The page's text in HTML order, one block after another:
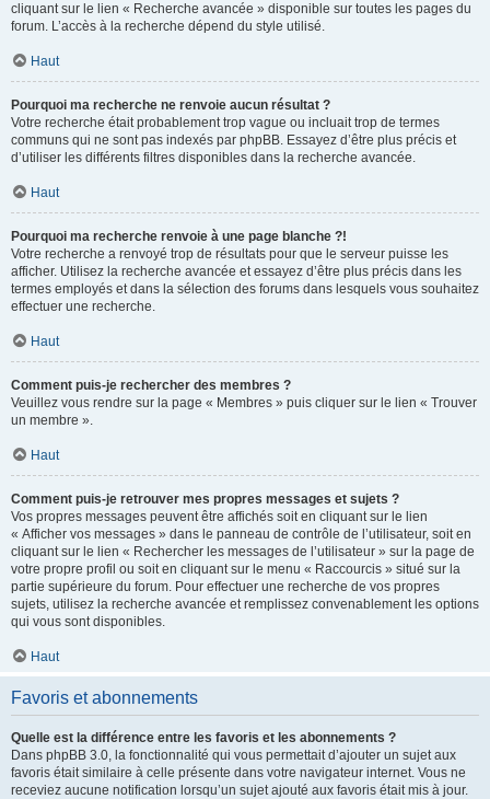
cliquant sur le lien « Recherche avancée » disponible sur toutes les pages du
forum. L’accès à la recherche dépend du style utilisé.
Haut
Pourquoi ma recherche ne renvoie aucun résultat ?
Votre recherche était probablement trop vague ou incluait trop de termes
communs qui ne sont pas indexés par phpBB. Essayez d’être plus précis et
d’utiliser les différents filtres disponibles dans la recherche avancée.
Haut
Pourquoi ma recherche renvoie à une page blanche ?!
Votre recherche a renvoyé trop de résultats pour que le serveur puisse les
afficher. Utilisez la recherche avancée et essayez d’être plus précis dans les
termes employés et dans la sélection des forums dans lesquels vous souhaitez
effectuer une recherche.
Haut
Comment puis-je rechercher des membres ?
Veuillez vous rendre sur la page « Membres » puis cliquer sur le lien « Trouver
un membre ».
Haut
Comment puis-je retrouver mes propres messages et sujets ?
Vos propres messages peuvent être affichés soit en cliquant sur le lien
« Afficher vos messages » dans le panneau de contrôle de l’utilisateur, soit en
cliquant sur le lien « Rechercher les messages de l’utilisateur » sur la page de
votre propre profil ou soit en cliquant sur le menu « Raccourcis » situé sur la
partie supérieure du forum. Pour effectuer une recherche de vos propres
sujets, utilisez la recherche avancée et remplissez convenablement les options
qui vous sont disponibles.
Haut
Favoris et abonnements
Quelle est la différence entre les favoris et les abonnements ?
Dans phpBB 3.0, la fonctionnalité qui vous permettait d’ajouter un sujet aux
favoris était similaire à celle présente dans votre navigateur internet. Vous ne
receviez aucune notification lorsqu’un sujet ajouté aux favoris était mis à jour.